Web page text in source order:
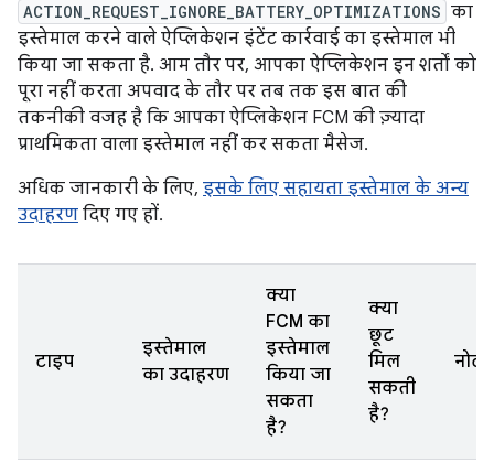
ACTION_REQUEST_IGNORE_BATTERY_OPTIMIZATIONS का
इस्तेमाल करने वाले ऐप्लिकेशन इंटेंट कार्रवाई का इस्तेमाल भी
किया जा सकता है. आम तौर पर, आपका ऐप्लिकेशन इन शर्तों को
पूरा नहीं करता अपवाद के तौर पर तब तक इस बात की
तकनीकी वजह है कि आपका ऐप्लिकेशन FCM की ज़्यादा
प्राथमिकता वाला इस्तेमाल नहीं कर सकता मैसेज.
अधिक जानकारी के लिए, इसके लिए सहायता इस्तेमाल के अन्य
उदाहरण दिए गए हों.
टाइप
इस्तेमाल
का उदाहरण
क्या
FCM का
इस्तेमाल
किया जा
सकता
है?
क्या
छूट
मिल
सकती
है?
नोट